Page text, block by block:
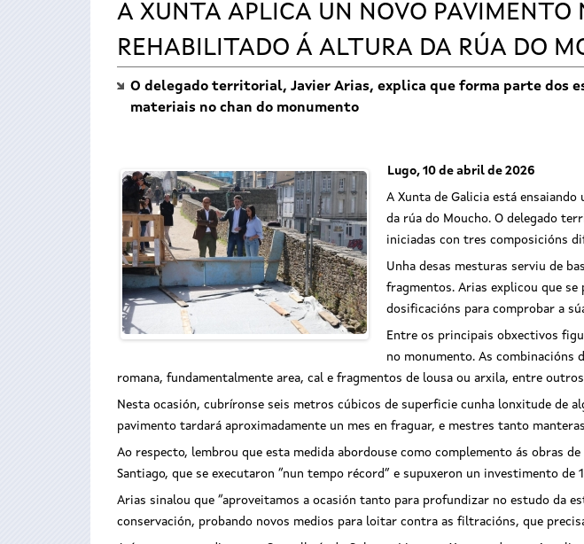
A XUNTA APLICA UN NOVO
REHABILITADO Á ALTURA DA RÚA DO
O delegado territorial, Javier Arias, explica que forma parte dos
materiais no chan do monumento
Lugo, 10 de abril de 2026
A Xunta de Galicia está
da rúa do Moucho. O delegado
iniciadas con tres composicións
Unha desas mesturas serviu de
fragmentos. Arias explicou que
dosificacións para comprobar a
Entre os principais obxectivos
no monumento. As combinacións
romana, fundamentalmente area, cal e fragmentos de lousa ou arxila, entre
Nesta ocasión, cubríronse seis metros cúbicos de superficie cunha lonxitude de
pavimento tardará aproximadamente un mes en fraguar, e mestres tanto
Ao respecto, lembrou que esta medida abordouse como complemento ás obras
Santiago, que se executaron “nun tempo récord” e supuxeron un investimento de
Arias sinalou que “aproveitamos a ocasión tanto para profundizar no estudo da
conservación, probando novos medios para loitar contra as filtracións, que